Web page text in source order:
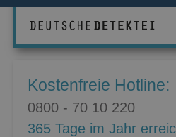
Kostenfreie Hotline:
0800 - 70 10 220
365 Tage im Jahr